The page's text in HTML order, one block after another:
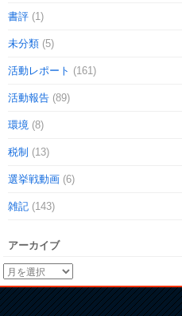
書評 (1)
未分類 (5)
活動レポート (161)
活動報告 (89)
環境 (8)
税制 (13)
選挙戦動画 (6)
雑記 (143)
アーカイブ